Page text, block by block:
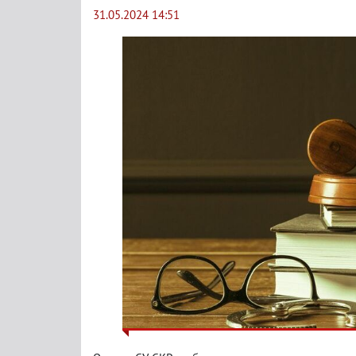
31.05.2024 14:51